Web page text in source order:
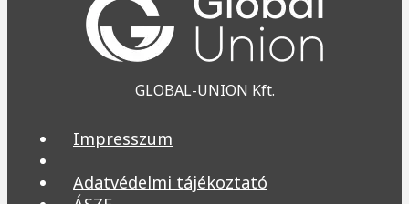
GLOBAL-UNION Kft.
Impresszum
Adatvédelmi tájékoztató